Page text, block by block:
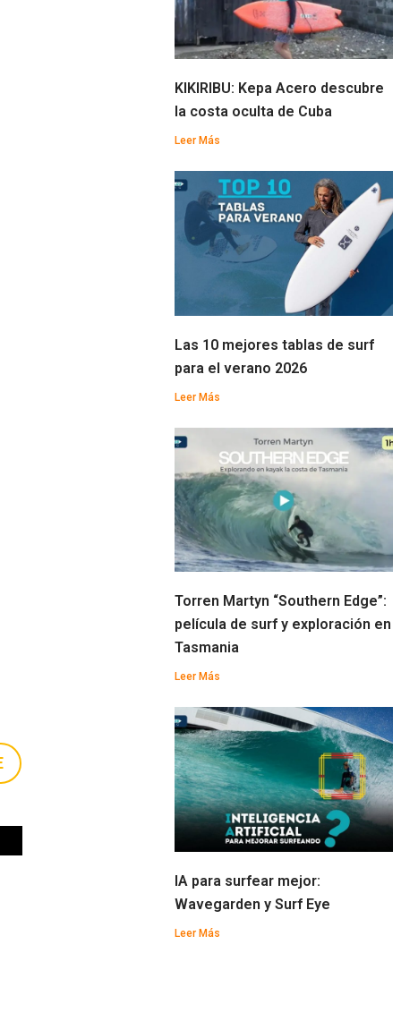
KIKIRIBU: Kepa Acero descubre
la costa oculta de Cuba
Leer Más
Las 10 mejores tablas de surf
para el verano 2026
Leer Más
Torren Martyn “Southern Edge”:
película de surf y exploración en
Tasmania
Leer Más
IA para surfear mejor:
Wavegarden y Surf Eye
Leer Más